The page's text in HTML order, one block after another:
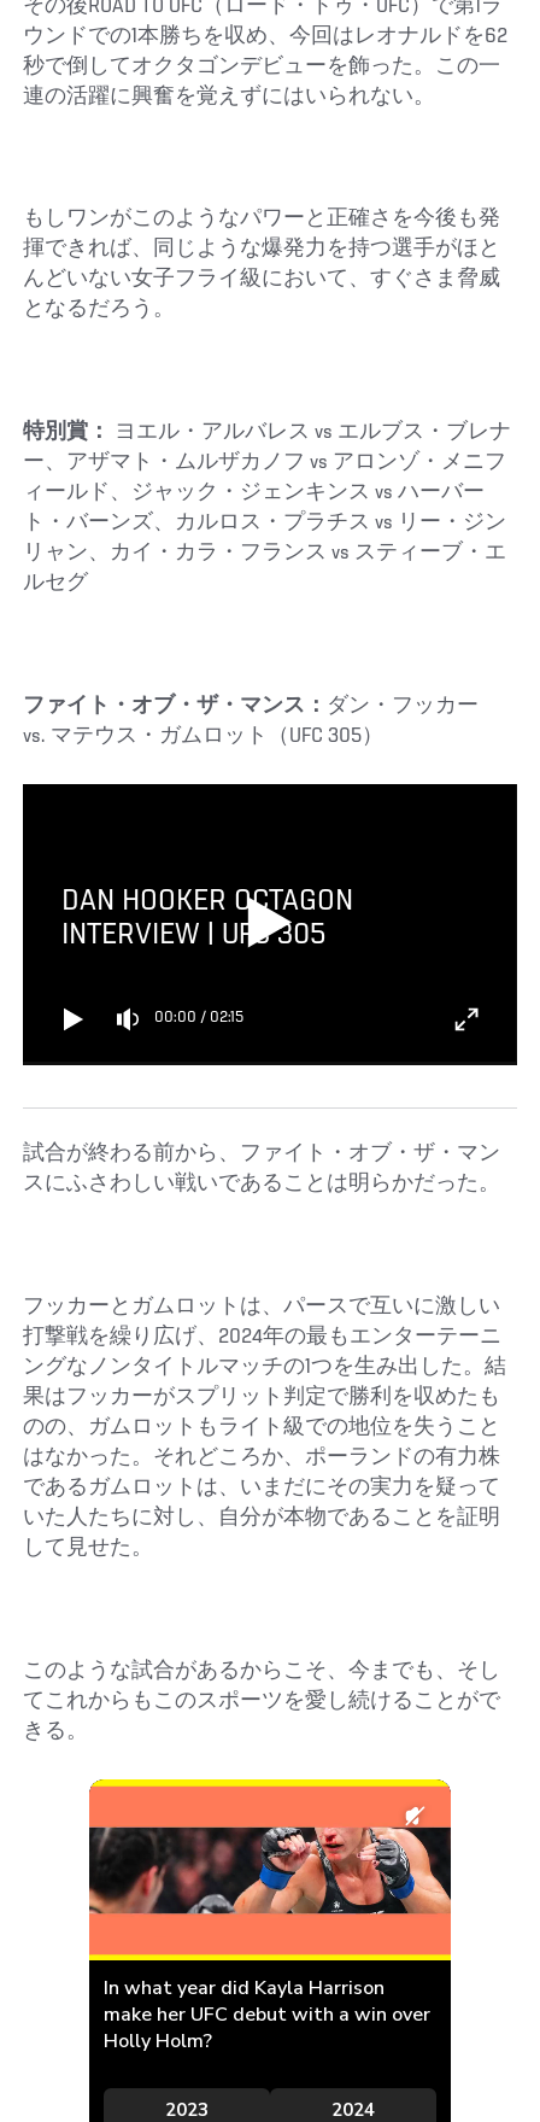
その後ROAD TO UFC（ロード・トゥ・UFC）で第1ラ
ウンドでの1本勝ちを収め、今回はレオナルドを62
秒で倒してオクタゴンデビューを飾った。この一
連の活躍に興奮を覚えずにはいられない。
もしワンがこのようなパワーと正確さを今後も発
揮できれば、同じような爆発力を持つ選手がほと
んどいない女子フライ級において、すぐさま脅威
となるだろう。
特別賞：
ヨエル・アルバレス vs エルブス・ブレナ
ー、アザマト・ムルザカノフ vs アロンゾ・メニフ
ィールド、ジャック・ジェンキンス vs ハーバー
ト・バーンズ、カルロス・プラチス vs リー・ジン
リャン、カイ・カラ・フランス vs スティーブ・エ
ルセグ
ファイト・オブ・ザ・マンス： ダン・フッカー
vs. マテウス・ガムロット（UFC 305）
DAN HOOKER OCTAGON
INTERVIEW | UFC 305
00:00 / 02:15
試合が終わる前から、ファイト・オブ・ザ・マン
スにふさわしい戦いであることは明らかだった。
フッカーとガムロットは、パースで互いに激しい
打撃戦を繰り広げ、2024年の最もエンターテーニ
ングなノンタイトルマッチの1つを生み出した。結
果はフッカーがスプリット判定で勝利を収めたも
のの、ガムロットもライト級での地位を失うこと
はなかった。それどころか、ポーランドの有力株
であるガムロットは、いまだにその実力を疑って
いた人たちに対し、自分が本物であることを証明
して見せた。
このような試合があるからこそ、今までも、そし
てこれからもこのスポーツを愛し続けることがで
きる。